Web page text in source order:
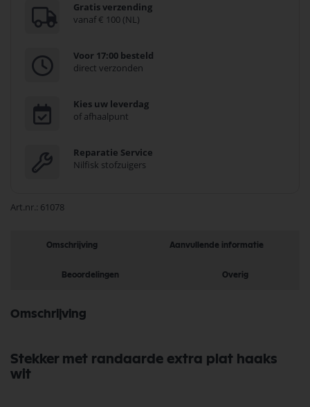
Gratis verzending
vanaf € 100 (NL)
Voor 17:00 besteld
direct verzonden
Kies uw leverdag
of afhaalpunt
Reparatie Service
Nilfisk stofzuigers
Art.nr. 61078
Omschrijving Aanvullende informatie
Beoordelingen Overig
Omschrijving
Stekker met randaarde extra plat haaks
wit